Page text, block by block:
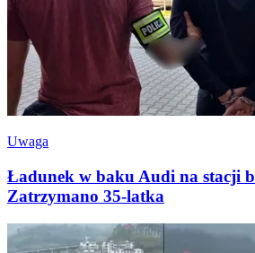
Uwaga
Ładunek w baku Audi na stacji
Zatrzymano 35-latka